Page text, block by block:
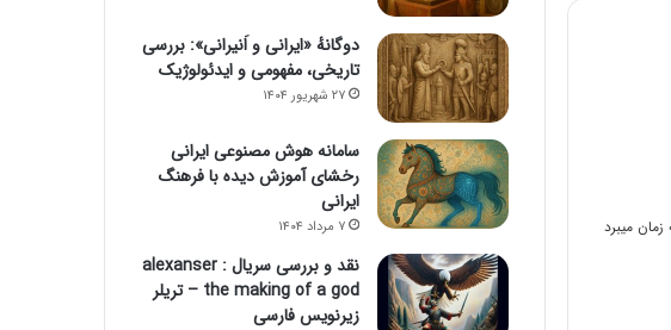
دوگانهٔ «ایرانی و اَنیرانی»: بررسی
تاریخی، مفهومی و ایدئولوژیک
۲۷ شهریور ۱۴۰۴
سامانه هوش مصنوعی ایرانی
رخشای آموزش دیده با فرهنگ
ایرانی
۷ مرداد ۱۴۰۴
نقد و بررسی سریال alexanser :
the making of a god – تریلر
زیرنویس فارسی